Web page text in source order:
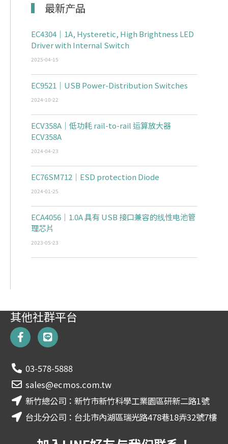
最新产品
EC4304｜1A, Hysteretic, High Brightness LED
Driver with Internal Switch
2025-04-15
EC9521｜USB Power-Distribution Switches
2024-10-22
ECV358A｜低功耗 rail-to-rail 运算放大器
ECV358A
2024-04-23
EC76SM712｜ESD protection Diode
2024-01-25
ECA4056｜1.0A 具有 USB 接口兼容的线性电池管
理芯片
2023-05-23
其他社群平台
F
a
c
b
o
o
k
-
f
L
i
n
e
03-578-5888
sales@ecmos.com.tw
新竹總公司：新竹市新竹科學工業園區研新二路1號
台北分公司：台北市內湖區瑞光路478巷18弄32號7樓